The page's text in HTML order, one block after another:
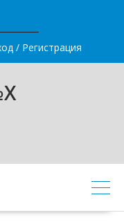
/ Регистрация